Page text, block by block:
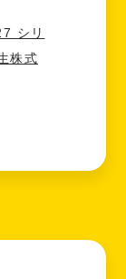
シリ
株式